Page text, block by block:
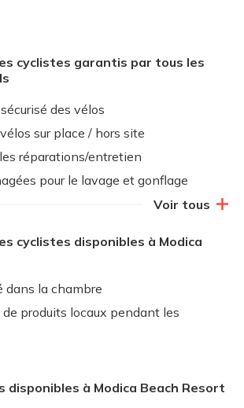
cyclistes garantis par tous les
des vélos
sur place / hors site
réparations/entretien
pour le lavage et gonflage
Voir tous
cyclistes disponibles à Modica
dans la chambre
produits locaux pendant les
disponibles à Modica Beach Resort